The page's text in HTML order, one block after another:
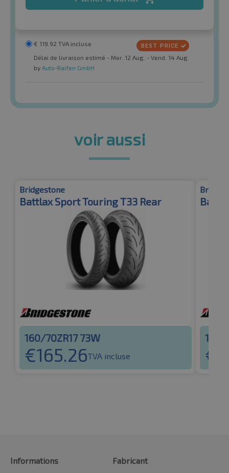
€ 119.92 TVA incluse
Délai de livraison estimé - Mer. 12 Aug. - Vend. 14 Aug.
by Auto-Raifen GmbH
voir aussi
Bridgestone
Battlax Sport Touring T33 Rear
160/70ZR17 73W
€165.26TVA incluse
160/
€
Informations
Fabricant